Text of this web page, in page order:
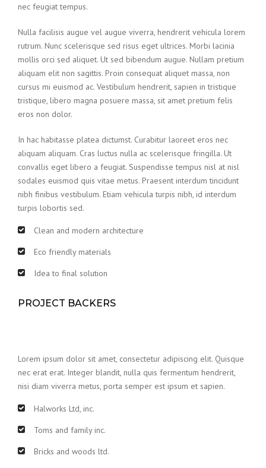
nec feugiat tempus.
Nulla facilisis augue vel augue viverra, hendrerit vehicula lorem
rutrum. Nunc scelerisque sed risus eget ultrices. Morbi lacinia
mollis orci sed aliquet. Ut sed bibendum augue. Nullam pretium
aliquam elit non sagittis. Proin consequat aliquet massa, non
cursus mi euismod ac. Vestibulum hendrerit, sapien in tristique
tristique, libero magna posuere massa, sit amet pretium felis
eros non dolor.
In hac habitasse platea dictumst. Curabitur laoreet eros nec
aliquam aliquam. Cras luctus nulla ac scelerisque fringilla. Ut
convallis eget libero a feugiat. Suspendisse tempus nisl at nisl
sodales euismod quis vitae metus. Praesent interdum tincidunt
nibh finibus vestibulum. Etiam vehicula turpis nibh, id interdum
turpis lobortis sed.
Clean and modern architecture
Eco friendly materials
Idea to final solution
PROJECT BACKERS
Lorem ipsum dolor sit amet, consectetur adipiscing elit. Quisque
nec erat erat. Integer blandit, nulla quis fermentum hendrerit,
nisi diam viverra metus, porta semper est ipsum et sapien.
Halworks Ltd, inc.
Toms and family inc.
Bricks and woods ltd.